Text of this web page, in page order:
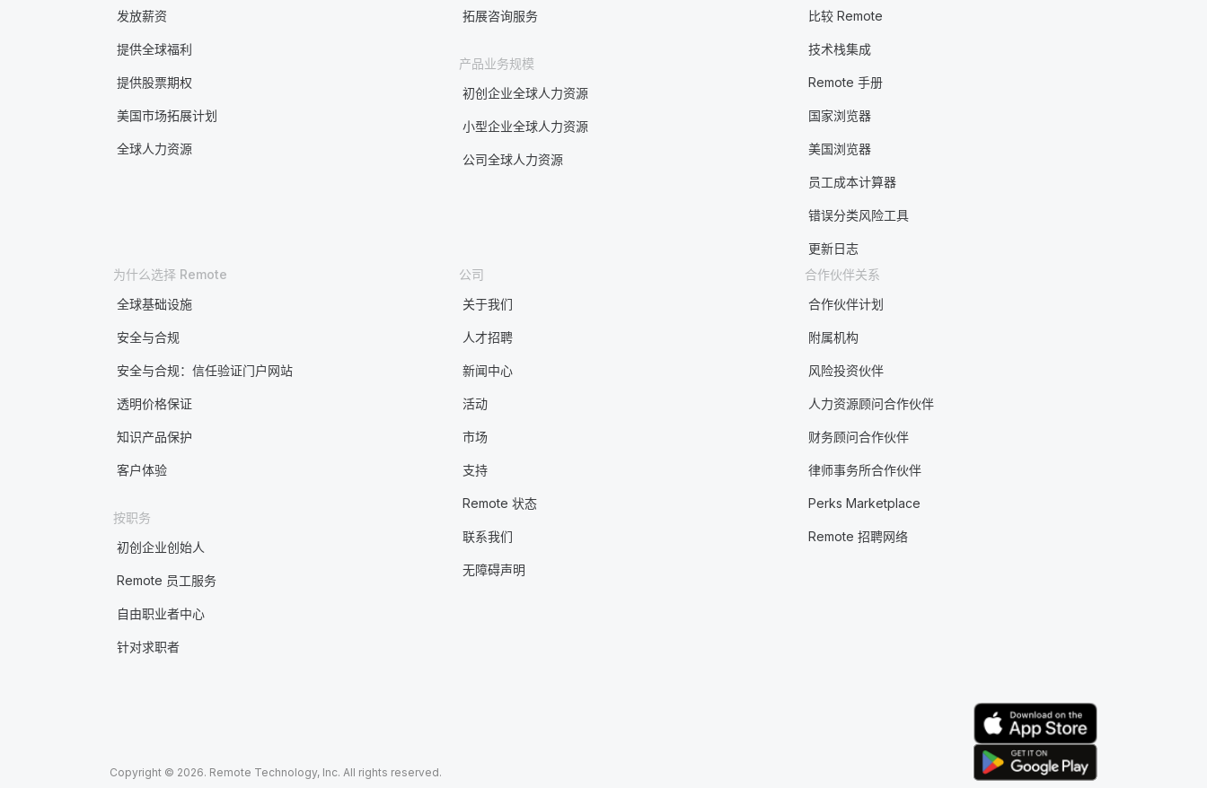
发放薪资
提供全球福利
提供股票期权
美国市场拓展计划
全球人力资源
拓展咨询服务
产品业务规模
初创企业全球人力资源
小型企业全球人力资源
公司全球人力资源
比较 Remote
技术栈集成
Remote 手册
国家浏览器
美国浏览器
员工成本计算器
错误分类风险工具
更新日志
为什么选择 Remote
全球基础设施
安全与合规
安全与合规：信任验证门户网站
透明价格保证
知识产品保护
客户体验
按职务
初创企业创始人
Remote 员工服务
自由职业者中心
针对求职者
公司
关于我们
人才招聘
新闻中心
活动
市场
支持
Remote 状态
联系我们
无障碍声明
合作伙伴关系
合作伙伴计划
附属机构
风险投资伙伴
人力资源顾问合作伙伴
财务顾问合作伙伴
律师事务所合作伙伴
Perks Marketplace
Remote 招聘网络
Copyright © 2026. Remote Technology, Inc. All rights reserved.